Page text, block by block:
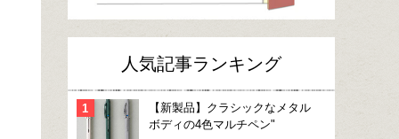
人気記事ランキング
【新製品】クラシックなメタル
ボディの4色マルチペン"